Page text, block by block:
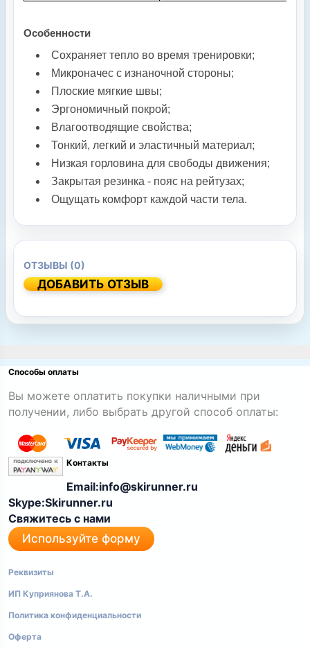
Особенности
Сохраняет тепло во время тренировки;
Микроначес с изнаночной стороны;
Плоские мягкие швы;
Эргономичный покрой;
Влагоотводящие свойства;
Тонкий, легкий и эластичный материал;
Низкая горловина для свободы движения;
Закрытая резинка - пояс на рейтузах;
Ощущать комфорт каждой части тела.
ОТЗЫВЫ (0)
ДОБАВИТЬ ОТЗЫВ
Способы оплаты
Вы можете оплатить покупки наличными при
получении, либо выбрать другой способ оплаты:
Контакты
Email:info@skirunner.ru
Skype:Skirunner.ru
Свяжитесь с нами
Используйте форму
Реквизиты
ИП Куприянова Т.А.
Политика конфиденциальности
Оферта